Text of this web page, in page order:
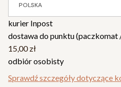
POLSKA
kurier Inpost
dostawa do punktu (paczkomat
15,00 zł
odbiór osobisty
Sprawdź szczegóły dotyczące